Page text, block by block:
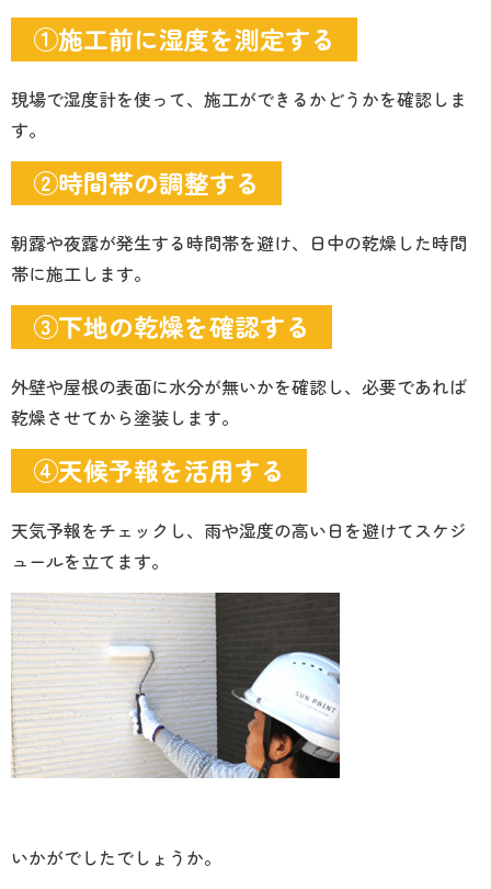
①施工前に湿度を測定する
現場で湿度計を使って、施工ができるかどうかを確認しま
す。
②時間帯の調整する
朝露や夜露が発生する時間帯を避け、日中の乾燥した時間
帯に施工します。
③下地の乾燥を確認する
外壁や屋根の表面に水分が無いかを確認し、必要であれば
乾燥させてから塗装します。
④天候予報を活用する
天気予報をチェックし、雨や湿度の高い日を避けてスケジ
ュールを立てます。
いかがでしたでしょうか。